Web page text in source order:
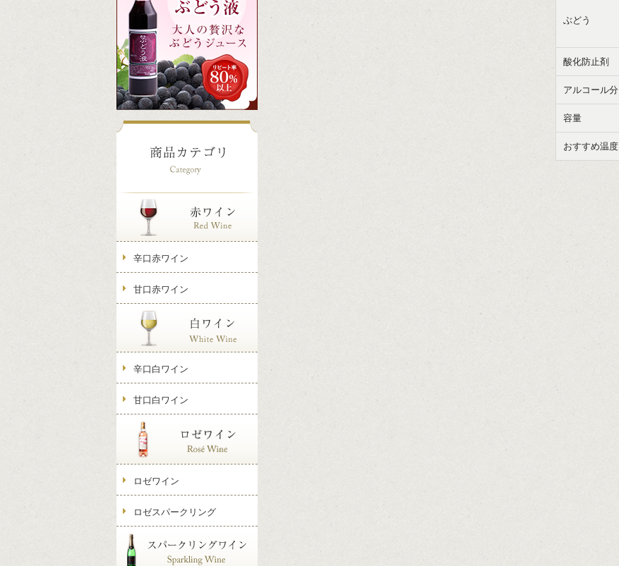
辛口赤ワイン
甘口赤ワイン
辛口白ワイン
甘口白ワイン
ロゼワイン
ロゼスパークリング
ぶどう
酸化防止剤
アルコール分
容量
おすすめ温度